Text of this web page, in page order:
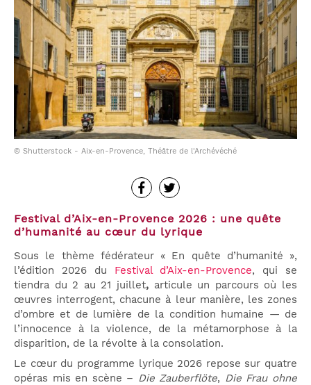
© Shutterstock - Aix-en-Provence, Théâtre de l'Archévéché
Festival d’Aix-en-Provence 2026 : une quête
d’humanité au cœur du lyrique
Sous le thème fédérateur « En quête d’humanité »,
l’édition 2026 du Festival d’Aix-en-Provence, qui se
tiendra du 2 au 21 juillet, articule un parcours où les
œuvres interrogent, chacune à leur manière, les zones
d’ombre et de lumière de la condition humaine — de
l’innocence à la violence, de la métamorphose à la
disparition, de la révolte à la consolation.
Le cœur du programme lyrique 2026 repose sur quatre
opéras mis en scène – Die Zauberflöte, Die Frau ohne